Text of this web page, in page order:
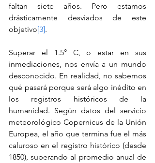
faltan siete años. Pero estamos
drásticamente desviados de este
objetivo[3].
Superar el 1.5° C, o estar en sus
inmediaciones, nos envía a un mundo
desconocido. En realidad, no sabemos
qué pasará porque será algo inédito en
los registros históricos de la
humanidad. Según datos del servicio
meteorológico Copernicus de la Unión
Europea, el año que termina fue el más
caluroso en el registro histórico (desde
1850), superando al promedio anual de